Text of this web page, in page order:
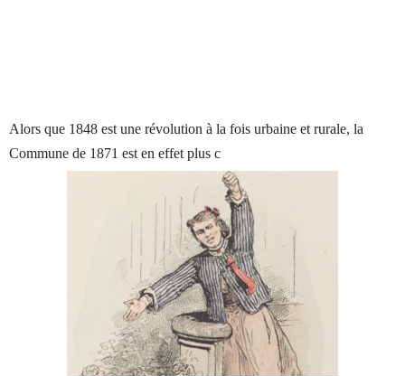
Alors que 1848 est une révolution à la fois urbaine et rurale, la
Commune de 1871 est en effet plus c